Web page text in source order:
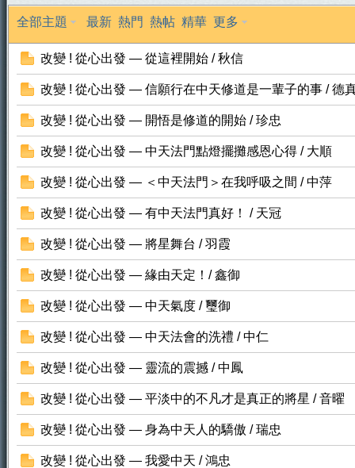
天
法
門
全部主題 最新 熱門 熱帖 精華 更多
改變 ! 從心出發 — 從這裡開始 / 秋信
改變 ! 從心出發 — 信願行在中天修道是一輩子的事 / 德
改變 ! 從心出發 — 開悟是修道的開始 / 珍忠
改變 ! 從心出發 — 中天法門點燈擺攤感恩心得 / 大順
改變 ! 從心出發 — ＜中天法門＞在我呼吸之間 / 中萍
改變 ! 從心出發 — 有中天法門真好！ / 天冠
改變 ! 從心出發 — 將星舞台 / 羽霞
改變 ! 從心出發 — 緣由天定！/ 鑫御
改變 ! 從心出發 — 中天氣度 / 璽御
改變 ! 從心出發 — 中天法會的洗禮 / 中仁
改變 ! 從心出發 — 靈流的震撼 / 中鳳
改變 ! 從心出發 — 平淡中的不凡才是真正的將星 / 音曜
改變 ! 從心出發 — 身為中天人的驕傲 / 瑞忠
改變 ! 從心出發 — 我愛中天 / 鴻忠